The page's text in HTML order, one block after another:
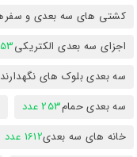
کشتی های سه بعدی و
اجزای سه بعدی الکتریکی353
سه بعدی بلوک های
سه بعدی حمام253 عدد
خانه های سه بعدی1612 عدد